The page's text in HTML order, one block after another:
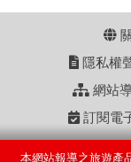
隱私權
網站
訂閱電
本網站報導之旅遊產